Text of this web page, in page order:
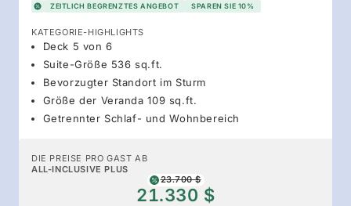
ZEITLICH BEGRENZTES ANGEBOT SPAREN SIE 10%
KATEGORIE-HIGHLIGHTS
Deck 5 von 6
Suite-Größe 536 sq.ft.
Bevorzugter Standort im Sturm
Größe der Veranda 109 sq.ft.
Getrennter Schlaf- und Wohnbereich
DIE PREISE PRO GAST AB
ALL-INCLUSIVE PLUS
23.700 $
21.330 $